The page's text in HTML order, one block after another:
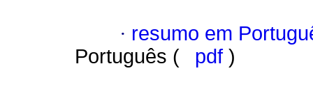
· resumo em
Português (
pdf )